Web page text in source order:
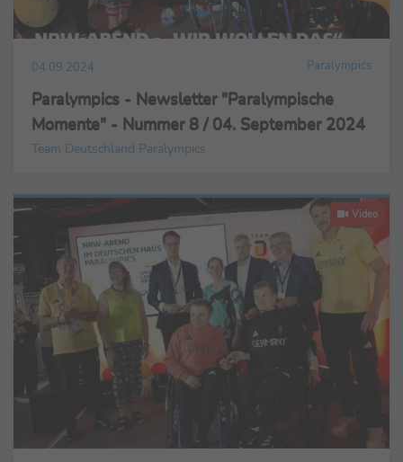
04.09.2024 Paralympics
Paralympics - Newsletter "Paralympische
Momente" - Nummer 8 / 04. September 2024
Team Deutschland Paralympics
Video